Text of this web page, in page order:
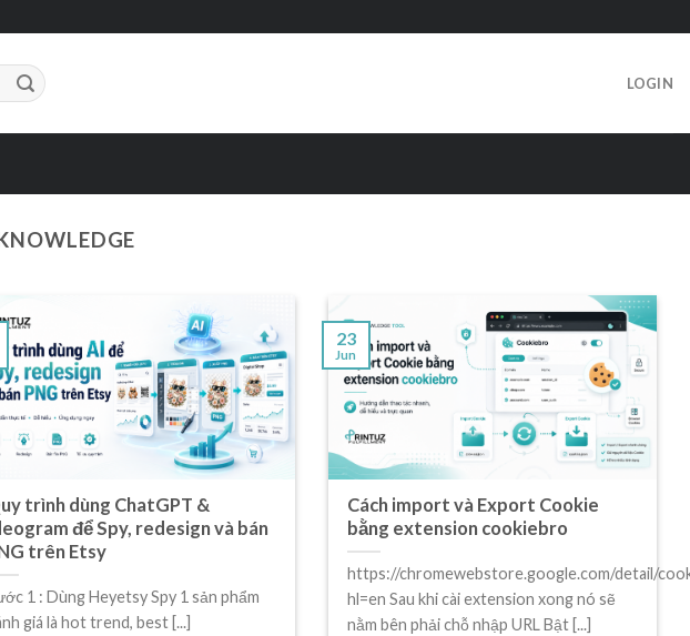
LOGIN
trình dùng ChatGPT &
để Spy, redesign và bán
trên Etsy
1 : Dùng Heyetsy Spy 1 sản phẩm
giá là hot trend, best [...]
Cách import và Export Cookie
bằng extension cookiebro
https://chromewebstore.google.com/detail/
hl=en Sau khi cài extension xong nó sẽ
nằm bên phải chỗ nhập URL Bật [...]
23
Jun